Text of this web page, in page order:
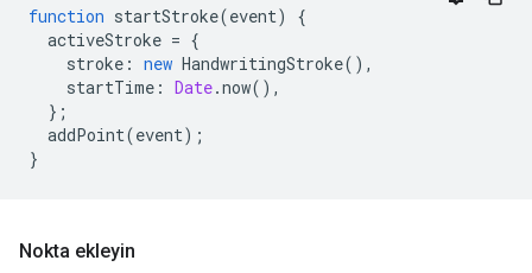
function startStroke(event)
{
activeStroke = {
stroke : new HandwritingStroke(),
startTime : Date.now(),
};
addPoint(event);
}
Nokta ekleyin